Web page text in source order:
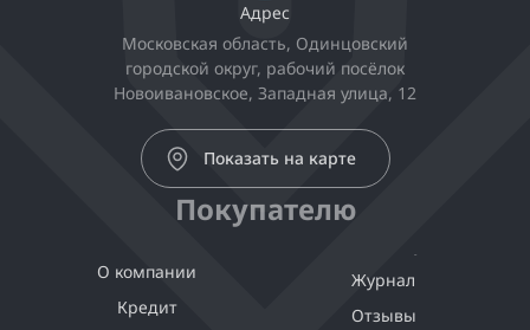
Адрес
Московская область, Одинцовский
городской округ, рабочий посёлок
Новоивановское, Западная улица, 12
Показать на карте
Покупателю
О компании
Кредит
Журнал
Отзывы